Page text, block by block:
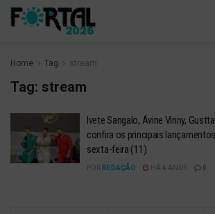
Home Tag stream
Tag: stream
Ivete Sangalo, Ávine Vinny,
confira os principais
sexta-feira (11)
POR REDAÇÃO HÁ 4 ANOS